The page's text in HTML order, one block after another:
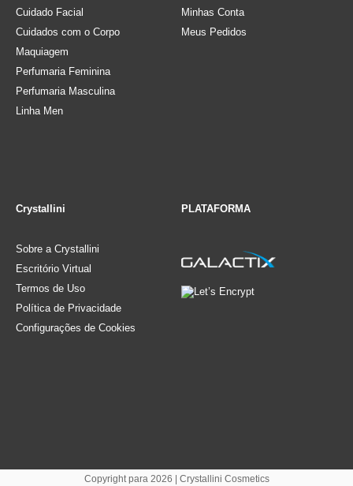
Cuidado Facial
Cuidados com o Corpo
Maquiagem
Perfumaria Feminina
Perfumaria Masculina
Linha Men
Minhas Conta
Meus Pedidos
Crystallini
Sobre a Crystallini
Escritório Virtual
Termos de Uso
Política de Privacidade
Configurações de Cookies
PLATAFORMA
Copyright para 2026 | Crystallini Cosmetics